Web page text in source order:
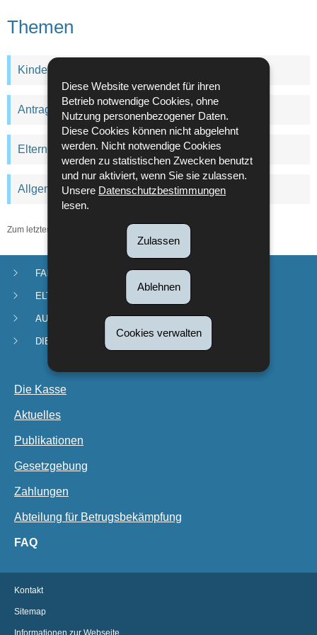
Diese Website verwendet für ihren
Betrieb notwendige Cookies, ohne
Nutzung personenbezogener Daten.
Diese Cookies können nicht abgelehnt
werden. Nicht notwendige Cookies
werden zu statistischen Zwecken benutzt
und nur aktiviert, wenn Sie sie zulassen.
Unsere Datenschutzbestimmungen
lesen.
Zulassen
Ablehnen
Cookies verwalten
Themen
Kindergeld
Antrag auf Weitergewährung der Familienzulagen
Elternurlaub
Allgemeines
Zum letzten Mal aktualisiert am25/04/2025
Navigationsmenü
FAMILIENZULAGEN
ELTERNURLAUB
AUSSERSCHULISCHE KINDERBETREUUNG
DIENSTE UND ANTRÄGE
Die Kasse
Aktuelles
Publikationen
Gesetzgebung
Zahlungen
Abteilung für Betrugsbekämpfung
FAQ
Kontakt
Sitemap